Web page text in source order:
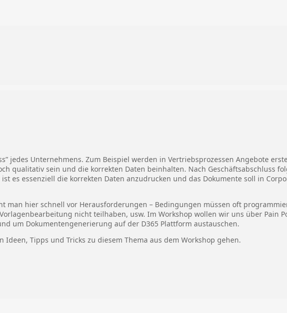
jedes Unternehmens. Zum Beispiel werden in Vertriebsprozessen Angebote
qualitativ sein und die korrekten Daten beinhalten. Nach Geschäftsabschluss
es essenziell die korrekten Daten anzudrucken und das Dokumente soll in
man hier schnell vor Herausforderungen – Bedingungen müssen oft
nicht teilhaben, usw. Im Workshop wollen wir uns über Pain
um Dokumentengenerierung auf der D365 Plattform austauschen.
Tipps und Tricks zu diesem Thema aus dem Workshop gehen.